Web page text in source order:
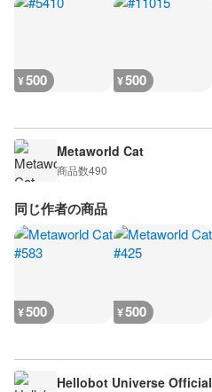
¥500 ¥500
Metaworld Cat
商品数490
同じ作者の商品
¥500 ¥500
Hellobot Universe Official